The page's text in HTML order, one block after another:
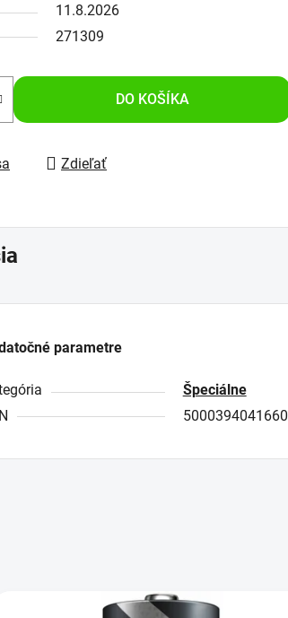
11.8.2026
271309
DO KOŠÍKA
Zdieľať
parametre
Špeciálne
5000394041660